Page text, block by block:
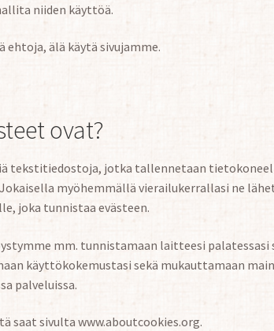
niiden käyttöä.
ehtoja, älä käytä sivujamme.
ovat?
tekstitiedostoja, jotka tallennetaan
myöhemmällä vierailukerrallasi ne
joka tunnistaa evästeen.
mm. tunnistamaan laitteesi
käyttökokemustasi sekä mukauttamaan
palveluissa.
saat sivulta www.aboutcookies.org.